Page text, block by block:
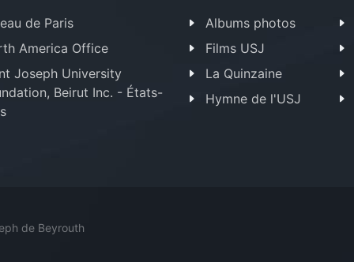
de Paris
America Office
Joseph University
Beirut Inc. - États-
Albums photos
Films USJ
La Quinzaine
Hymne de l'USJ
de Beyrouth